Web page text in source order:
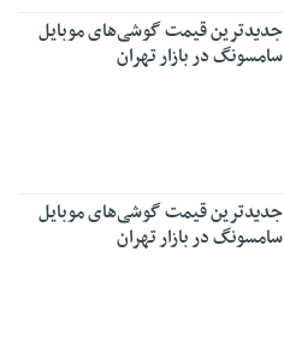
جدیدترین قیمت گوشی‌های موبایل
سامسونگ در بازار تهران
جدیدترین قیمت گوشی‌های موبایل
سامسونگ در بازار تهران